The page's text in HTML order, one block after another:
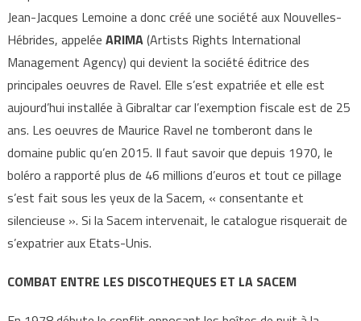
Jean-Jacques Lemoine a donc créé une société aux Nouvelles-
Hébrides, appelée ARIMA(Artists Rights International
Management Agency) qui devient la société éditrice des
principales oeuvres de Ravel. Elle s’est expatriée et elle est
aujourd’hui installée à Gibraltar car l’exemption fiscale est de 25
ans. Les oeuvres de Maurice Ravel ne tomberont dans le
domaine public qu’en 2015. Il faut savoir que depuis 1970, le
boléro a rapporté plus de 46 millions d’euros et tout ce pillage
s’est fait sous les yeux de la Sacem, « consentante et
silencieuse ». Si la Sacem intervenait, le catalogue risquerait de
s’expatrier aux Etats-Unis.
COMBAT ENTRE LES DISCOTHEQUES ET LA SACEM